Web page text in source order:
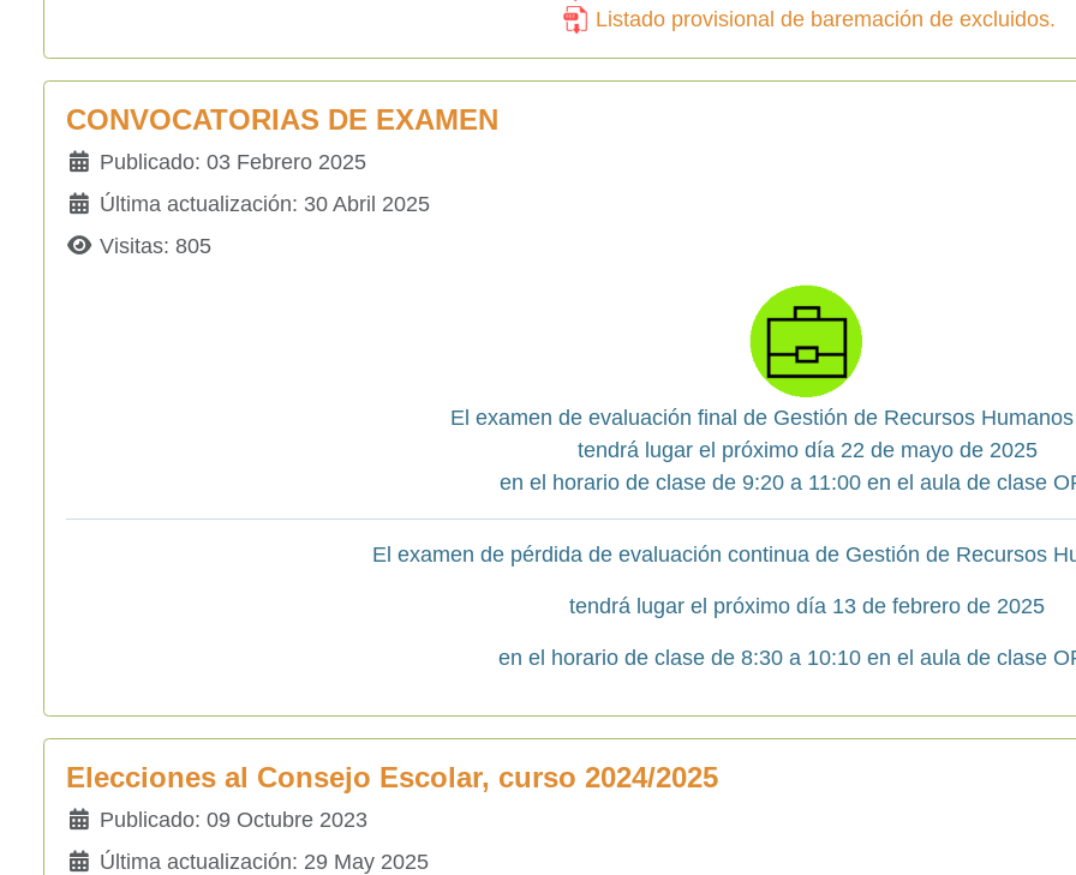
Listado provisional de baremación de excluidos.
CONVOCATORIAS DE EXAMEN
Detalles
Publicado: 03 Febrero 2025
Última actualización: 30 Abril 2025
Visitas: 805
El examen de evaluación final de Gestión de Recursos
tendrá lugar el próximo día 22 de mayo de 2025
en el horario de clase de 9:20 a 11:00 en el aula de clase
El examen de pérdida de evaluación continua de Gestión de Recursos
tendrá lugar el próximo día 13 de febrero de 2025
en el horario de clase de 8:30 a 10:10 en el aula de clase
Elecciones al Consejo Escolar, curso 2024/2025
Detalles
Publicado: 09 Octubre 2023
Última actualización: 29 May 2025